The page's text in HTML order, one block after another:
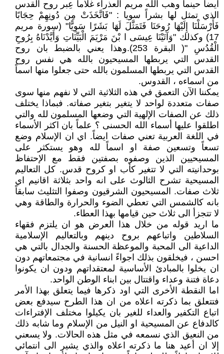
ايضاً حينما وهب الله مريم العذراء غلاماً عِبر روح القدس
الذي تمثل لها بشراً سويا : "فَاتَّخَذَتْ مِن دُونِهِمْ حِجَابًا
فَأَرْسَلْنَا إِلَيْهَا رُوحَنَا فَتَمَثَّلَ لَهَا بَشَرًا سَوِيًّا" (سورة مريم
17) وكذلك "وَآتَيْنَا عِيسَى ا بْنَ مَرْيَمَ الْبَيِّنَاتِ وَأَيَّدْنَاهُ بِرُوحِ
الْقُدُسِ "( البقرة 253).وهذا يعني بالضبط بان روح
القدس التي يربطها المسيحيون بالله هي نفس روح
القدس التي يربطها المسلمون بالله حتى جعلوا منها اسماً
من اسماءه ، القدوس.
يمكننا الآن التعمق في هذه الثلاثية التي لا نفهم منها سوى
صفات متعددة لواحد لا يتغير بتغير صفاته. فبماذا يختلف
ذلك عن الصفات الإلهية التي وضعها المسلمون لله والتي
اطلقوا عليها أسماء الله الحسنى ؟ علماً بان اكثر الأسماء
في اللغة العربية تعني صفات ايضاً. اي ان الإسلام وضع
تسعاً وتسعين صفة او اسماً لله وهو يستكثر على
المسيحيين الذين وصفوه بصفتين فقط مع الإحتفاظ
بوحدانيته التي لا تتغير كأب او كروح قدس. كل التعاليم
المسيحية تشرح الثالوث على انه واحد بثلاثة اقانيم اي
ثلاث صفات. المسيحيون الشرقيون وصفوا التثليث سابقاً
بانه كالشمس التي تعطي الضوء والحرارة والطاقة وهي
لا تتجزأ الى ثلاث حين قيامها بهذا العطاء.
ما اريد قوله من خلال هذا العرض هو ان يلتزم فقهاء
السلاطين واتباعهم بروح دينهم وبالتعاليم الإسلامية
الداعية الى المحبة والموعظة الحسنة والجدال بالتي هي
احسن ، فيخلقون بذلك اجواءً انسانية في مجتمعاتهم دون
ان يخلوا بالمبادئ الأساسية لمعتقداتهم ودون ان يكونوا
دعاة فتنة وعداء واقتتال بين ابناء الوطن الواحد.
اما النقطة الأخرى التي اود ذكرها فيما يتعلق بهذا الأمر
فتتعلق بما ذكرته اعلاه من ان هذا الطرح سيدفع بعض
اتباع التكفير والعداء للغير بان يكيلوا مختلف الإفتراءات
كالدفاع عن المسيحية او النيل من الإسلام وما شابه ذلك
من النعيق الذي نسمعه في مثل هذه الحالات. ولا يسعني
إلا ان أعيد هنا ما ذكرته اعلاه والذي يشير الى انتمائي